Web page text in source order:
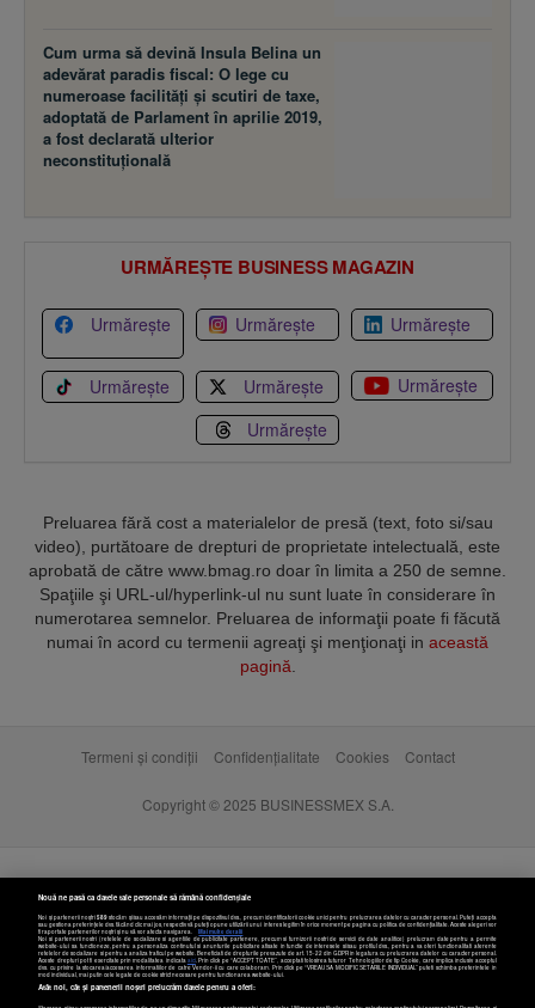
Cum urma să devină Insula Belina un
adevărat paradis fiscal: O lege cu
numeroase facilităţi şi scutiri de taxe,
adoptată de Parlament în aprilie 2019,
a fost declarată ulterior
neconstituţională
URMĂREȘTE BUSINESS MAGAZIN
Urmărește Urmărește Urmărește
Urmărește Urmărește
Urmărește
Urmărește
Preluarea fără cost a materialelor de presă (text, foto si/sau
video), purtătoare de drepturi de proprietate intelectuală, este
aprobată de către www.bmag.ro doar în limita a 250 de semne.
Spaţiile şi URL-ul/hyperlink-ul nu sunt luate în considerare în
numerotarea semnelor. Preluarea de informaţii poate fi făcută
numai în acord cu termenii agreaţi şi menţionaţi in această
pagină
Termeni și condiții Confidențialitate Cookies Contact
Copyright © 2025 BUSINESSMEX S.A.
Nouă ne pasă ca datele tale personale să rămână confidențiale
Noi și partenerii noștri589stocăm și/sau accesăm informații pe dispozitivul dvs., precum identificatorii cookie unici pentru prelucrarea datelor cu caracter personal. Puteți accepta
sau gestiona preferințele dvs. făcând clic mai jos, respectiv vă puteți opune utilizării unui interes legitim în orice moment pe pagina cu politica de confidențialitate. Aceste alegeri vor
fi raportate partenerilor noștri și nu vă vor afecta navigarea.
Mai multe detalii
Noi si partenerii nostri (retelele de socializare si agentiile de publicitate partenere, precum si furnizorii nostri de servicii de date analitice) prelucram date pentru a permite
website-ului sa functioneze, pentru a personaliza continutul si anunturile publicitare afisate in functie de interesele si/sau profilul dvs., pentru a va oferi functionalitati aferente
retelelor de socializare si pentru a analiza traficul pe website. Beneficiati de drepturile prevazute de art. 15-22 din GDPR in legatura cu prelucrarea datelor cu caracter personal.
Aceste drepturi pot fi exercitate prin modalitatea indicataaici. Prin click pe “ACCEPT TOATE”, acceptati folosirea tuturor Tehnologiilor de tip Cookie, care implica inclusiv acceptul
dvs. cu privire la stocarea/accesarea informatiilor de catre Vendor-ii cu care colaboram. Prin click pe “VREAU SA MODIFIC SETARILE INDIVIDUAL” puteti schimba preferintele in
mod individual, mai putin cele legate de cookie strict necesare pentru functionarea website-ului.
Atât noi, cât și partenerii noștri prelucrăm datele pentru a oferi: